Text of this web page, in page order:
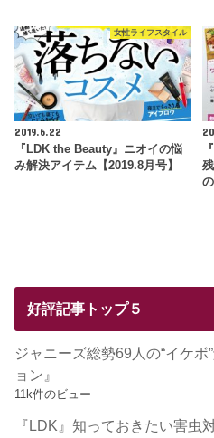
女性ライフスタイル
2019.6.22
『LDK the Beauty』ニオイの悩
み解決アイテム【2019.8月号】
好評記事トップ５
ジャニーズ総勢69人の“イケ
ョン』
11k件のビュー
『LDK』知っておきたい害虫